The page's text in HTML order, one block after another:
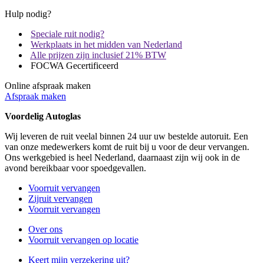
Hulp nodig?
Speciale ruit nodig?
Werkplaats in het midden van Nederland
Alle prijzen zijn inclusief 21% BTW
FOCWA Gecertificeerd
Online afspraak maken
Afspraak maken
Voordelig Autoglas
Wij leveren de ruit veelal binnen 24 uur uw bestelde autoruit. Een
van onze medewerkers komt de ruit bij u voor de deur vervangen.
Ons werkgebied is heel Nederland, daarnaast zijn wij ook in de
avond bereikbaar voor spoedgevallen.
Voorruit vervangen
Zijruit vervangen
Voorruit vervangen
Over ons
Voorruit vervangen op locatie
Keert mijn verzekering uit?